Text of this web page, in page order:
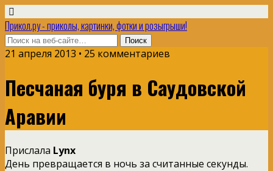
Прикол.ру - приколы, картинки, фотки и розыгрыши!
21 апреля 2013 • 25 комментариев
Песчаная буря в Саудовской
Аравии
Прислала Lynx
День превращается в ночь за считанные секунды.